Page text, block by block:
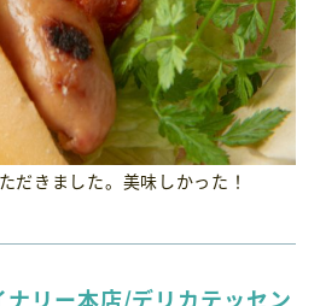
だきました。美味しかった！
リー本店/デリカテッセン